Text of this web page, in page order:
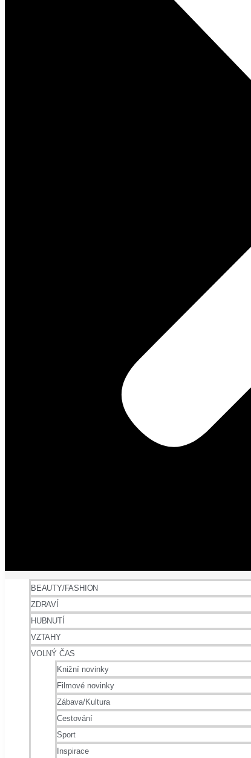
BEAUTY/FASHION
ZDRAVÍ
HUBNUTÍ
VZTAHY
VOLNÝ ČAS
Knižní novinky
Filmové novinky
Zábava/Kultura
Cestování
Sport
Inspirace